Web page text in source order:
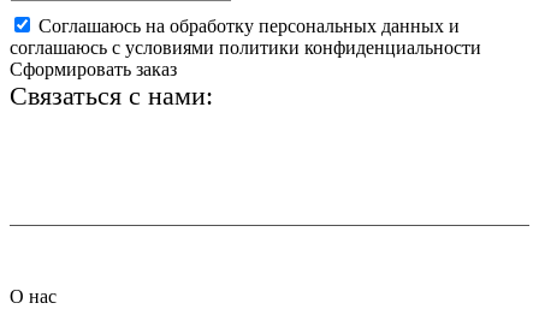
Соглашаюсь на обработку персональных данных и
соглашаюсь с условиями политики конфиденциальности
Сформировать заказ
Связаться с нами:
О нас